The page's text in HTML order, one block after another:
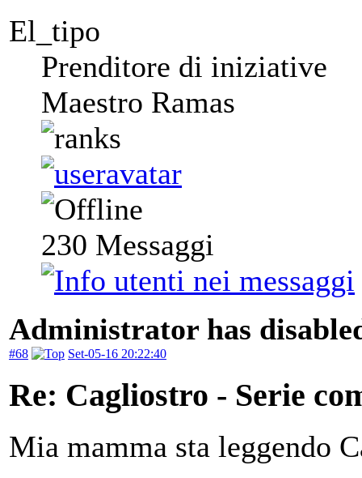
El_tipo
Prenditore di iniziative
Maestro Ramas
230 Messaggi
Administrator has
#68 Set-05-16 20:22:40
Re: Cagliostro - Serie
Mia mamma sta leggendo